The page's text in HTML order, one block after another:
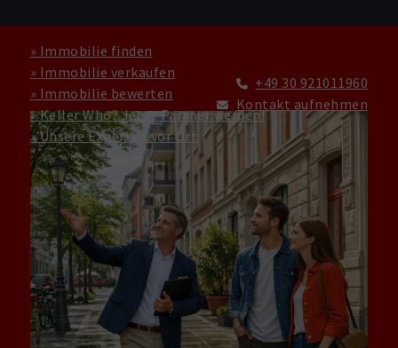
» Immobilie finden
» Immobilie verkaufen
» Immobilie bewerten
» Keller Who? Jetzt Partner werden!
» Unsere Experten vor Ort
+49 30 921011960
Kontakt aufnehmen